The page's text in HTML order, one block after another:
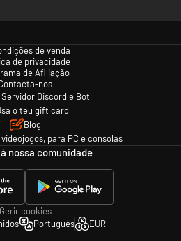
de venda
de privacidade
de Afiliação
nos
Discord e Bot
o teu gift card
Blog
para PC e consolas
nossa comunidade
Gerir cookies
Português EUR